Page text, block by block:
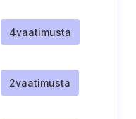
4vaatimusta
2vaatimusta